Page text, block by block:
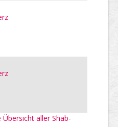
Übersicht aller Shab-